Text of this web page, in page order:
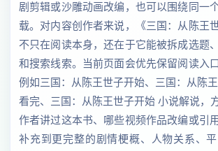
剧剪辑或沙雕动画改编，也可以围绕同一
载。对内容创作者来说，《三国：从陈王
不只在阅读本身，还在于它能被拆成选题
和搜索线索。当前页面会优先保留阅读入
例如三国：从陈王世子开始、三国：从陈
看完、三国：从陈王世子开始 小说解说，
作者讲过这本书、哪些视频作品改编或引
补充到更完整的剧情梗概、人物关系、